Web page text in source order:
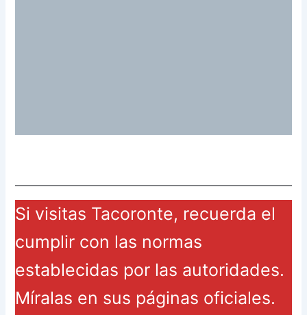
Si visitas Tacoronte, recuerda el
cumplir con las normas
establecidas por las autoridades.
Míralas en sus páginas oficiales.